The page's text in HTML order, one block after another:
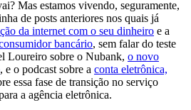
Mas estamos vivendo, seguramente,
de posts anteriores nos quais já
da internet com o seu dinheiro e a
bancário, sem falar do teste
Loureiro sobre o Nubank, o novo
, e o podcast sobre a conta eletrônica,
essa fase de transição no serviço
a agência eletrônica.